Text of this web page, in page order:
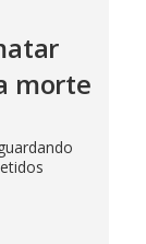
morte